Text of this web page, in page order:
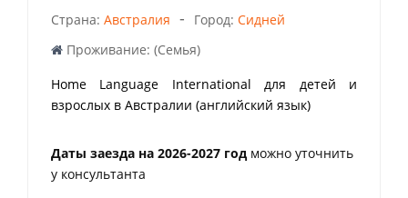
Страна: Австралия - Город: Сидней
Проживание: (Семья)
Home Language International для детей и
взрослых в Австралии (английский язык)
Даты заезда на 2026-2027 год можно уточнить
у консультанта